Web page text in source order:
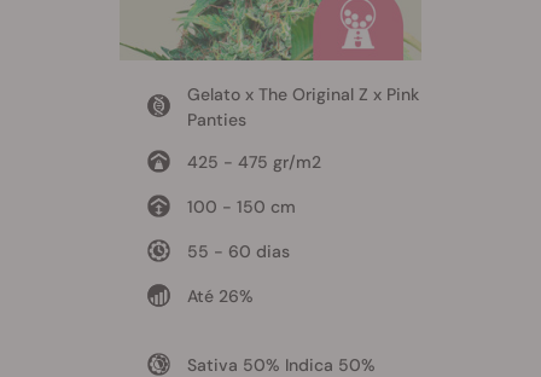
Gelato x The Original Z x Pink
Panties
425 - 475 gr/m2
100 - 150 cm
55 - 60 dias
Até 26%
Sativa 50% Indica 50%